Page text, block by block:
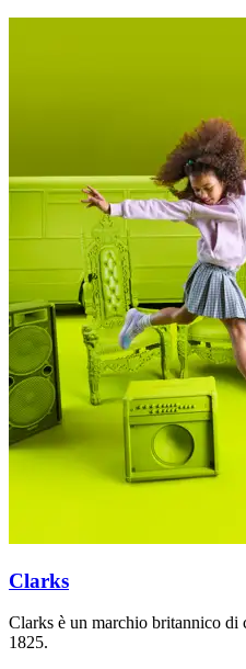
Clarks
Clarks è un marchio britannico di
1825.